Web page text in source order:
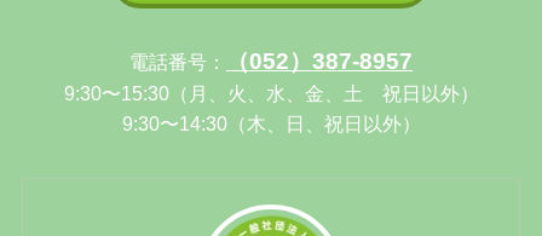
電話番号： （052）387-8957
9:30〜15:30（月、火、水、金、土 祝日以外）
9:30〜14:30（木、日、祝日以外）